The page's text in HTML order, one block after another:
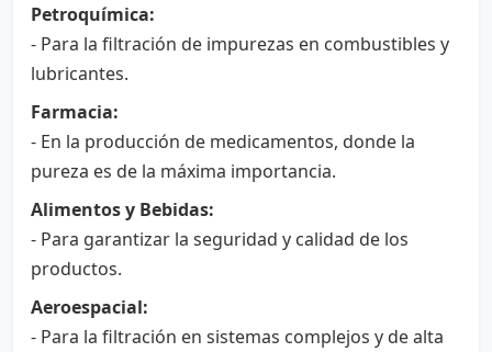
Petroquímica:
- Para la filtración de impurezas en combustibles y
lubricantes.
Farmacia:
- En la producción de medicamentos, donde la
pureza es de la máxima importancia.
Alimentos y Bebidas:
- Para garantizar la seguridad y calidad de los
productos.
Aeroespacial:
- Para la filtración en sistemas complejos y de alta